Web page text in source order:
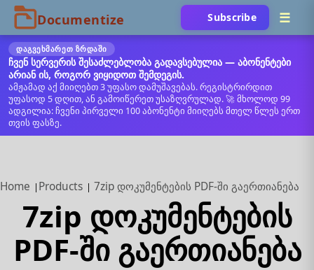
Subscribe
ᲓᲐᲒᲕᲔᲮᲛᲐᲠᲔᲗ ᲖᲠᲓᲐᲨᲘ
ჩვენ სერვერის შესაძლებლობა გადავსებულია — აბონენტები
არიან ის, როგორ ვიყიდოთ შემდეგის.
ამჟამად აქ მიიღებთ 3 უფასო დამუშავებას. რეგისტრირდით
უფასოდ 5 დღით, ან გამოიწერეთ უსაზღვრულად. 🚀 მხოლოდ 99
ადგილია: ჩვენი პირველი 100 აბონენტი მიიღებს მთელ წლეს ერთ
თვის ფასზე.
Home Products 7zip დოკუმენტების PDF-ში გაერთიანება
7zip დოკუმენტების
PDF-ში გაერთიანება